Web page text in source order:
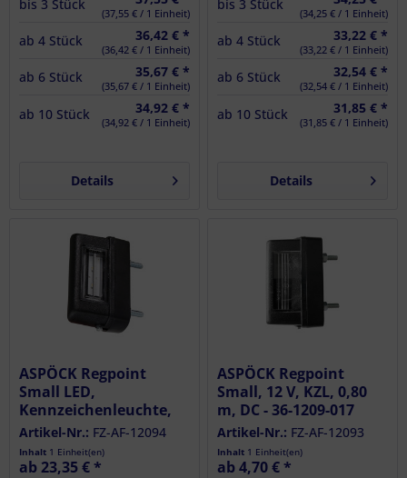
bis 3 Stück (37,55 € / 1 Einheit)
ab 4 Stück 36,42 € *
(36,42 € / 1 Einheit)
ab 6 Stück 35,67 € *
(35,67 € / 1 Einheit)
ab 10 Stück 34,92 € *
(34,92 € / 1 Einheit)
Details
bis 3 Stück (34,25 € / 1 Einheit)
ab 4 Stück 33,22 € *
(33,22 € / 1 Einheit)
ab 6 Stück 32,54 € *
(32,54 € / 1 Einheit)
ab 10 Stück 31,85 € *
(31,85 € / 1 Einheit)
Details
ASPÖCK Regpoint
Small LED,
Kennzeichenleuchte,
12 V, 0,8 m, DC - 36-
1209-704
Artikel-Nr.: FZ-AF-12094
Inhalt 1 Einheit(en)
ab 23,35 € *
ASPÖCK Regpoint
Small, 12 V, KZL, 0,80
m, DC - 36-1209-017
Artikel-Nr.: FZ-AF-12093
Inhalt 1 Einheit(en)
ab 4,70 € *